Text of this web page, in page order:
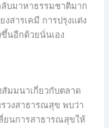
บมาหาธรรมชาติมาก
สารเคมี การปรุงแต่ง
นอีกด้วยนั่นเอง
มมนาเกี่ยวกับตลาด
วงสาธารณสุข พบว่า
ยนการสาธารณสุขให้